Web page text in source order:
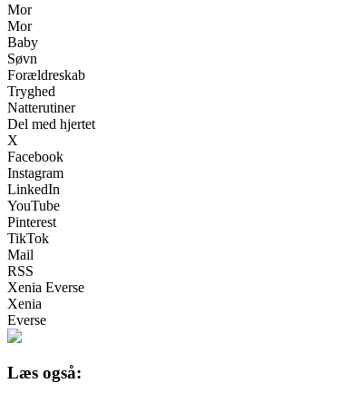
Mor
Mor
Baby
Søvn
Forældreskab
Tryghed
Natterutiner
Del med hjertet
X
Facebook
Instagram
LinkedIn
YouTube
Pinterest
TikTok
Mail
RSS
Xenia Everse
Xenia
Everse
Læs også: